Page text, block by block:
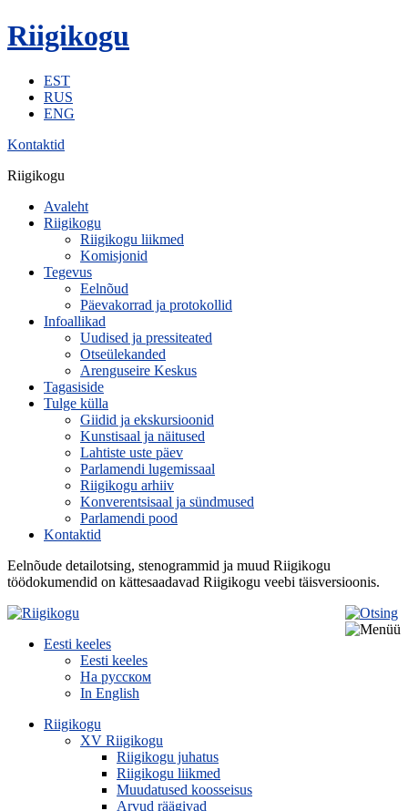
Riigikogu
EST
RUS
ENG
Kontaktid
Riigikogu
Avaleht
Riigikogu
Riigikogu liikmed
Komisjonid
Tegevus
Eelnõud
Päevakorrad ja protokollid
Infoallikad
Uudised ja pressiteated
Otseülekanded
Arenguseire Keskus
Tagasiside
Tulge külla
Giidid ja ekskursioonid
Kunstisaal ja näitused
Lahtiste uste päev
Parlamendi lugemissaal
Riigikogu arhiiv
Konverentsisaal ja sündmused
Parlamendi pood
Kontaktid
Eelnõude detailotsing, stenogrammid ja muud Riigikogu
töödokumendid on kättesaadavad Riigikogu veebi täisversioonis.
Eesti keeles
Eesti keeles
На русском
In English
Riigikogu
XV Riigikogu
Riigikogu juhatus
Riigikogu liikmed
Muudatused koosseisus
Arvud räägivad